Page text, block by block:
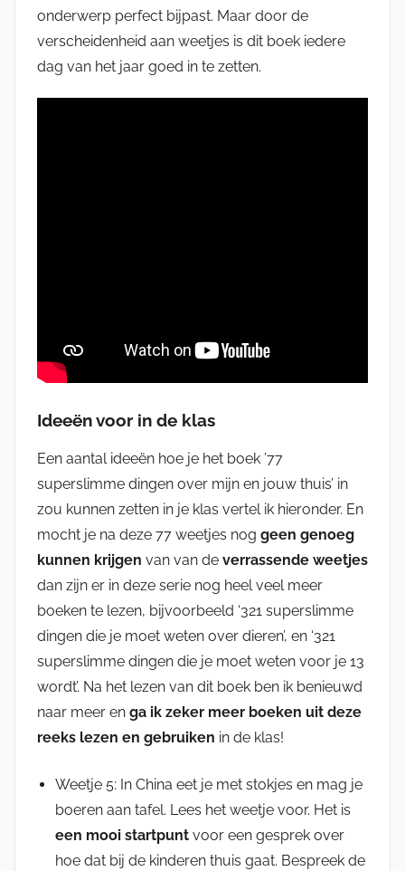
onderwerp perfect bijpast. Maar door de
verscheidenheid aan weetjes is dit boek iedere
dag van het jaar goed in te zetten.
Ideeën voor in de klas
Een aantal ideeën hoe je het boek ’77
superslimme dingen over mijn en jouw thuis’ in
zou kunnen zetten in je klas vertel ik hieronder. En
mocht je na deze 77 weetjes nog geen genoeg
kunnen krijgen van van de verrassende weetjes
dan zijn er in deze serie nog heel veel meer
boeken te lezen, bijvoorbeeld ‘321 superslimme
dingen die je moet weten over dieren’, en ‘321
superslimme dingen die je moet weten voor je 13
wordt’. Na het lezen van dit boek ben ik benieuwd
naar meer en ga ik zeker meer boeken uit deze
reeks lezen en gebruiken in de klas!
Weetje 5: In China eet je met stokjes en mag je
boeren aan tafel. Lees het weetje voor. Het is
een mooi startpunt voor een gesprek over
hoe dat bij de kinderen thuis gaat. Bespreek de